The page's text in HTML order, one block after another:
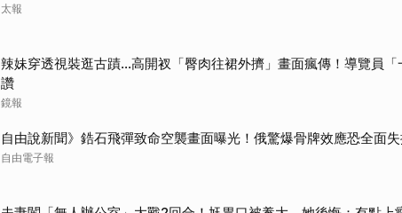
太報
辣妹穿透視裝逛古蹟…高開衩「臀肉往裙外擠」畫面瘋傳！導覽員「
讚
鏡報
自由說新聞》鋯石飛彈致命空襲畫面曝光！俄驚爆骨牌效應恐全面
自由電子報